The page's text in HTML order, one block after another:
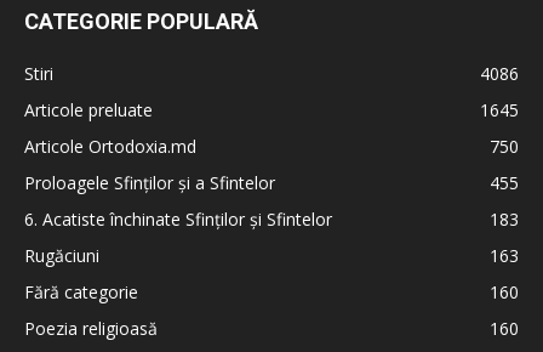
CATEGORIE POPULARĂ
Stiri
4086
Articole preluate
1645
Articole Ortodoxia.md
750
Proloagele Sfinților și a Sfintelor
455
6. Acatiste închinate Sfinților și Sfintelor
183
Rugăciuni
163
Fără categorie
160
Poezia religioasă
160